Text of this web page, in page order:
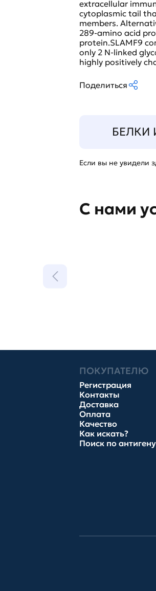
extracellular
cytoplasmic tail
members.
289-amino acid
protein.SLAMF9
only 2 N-linked
highly positively
Поделиться
БЕЛКИ
Если вы не увидели
С нами
ПОКУПАТЕЛЮ
Регистрация
Контакты
Доставка
Оплата
Качество
Как искать?
Поиск по антигену